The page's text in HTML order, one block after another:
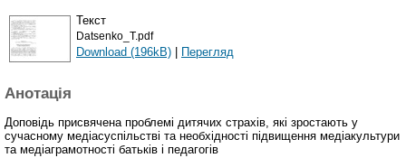
Текст
Datsenko_T.pdf
Download (196kB) | Перегляд
Анотація
Доповідь присвячена проблемі дитячих страхів, які зростають у
сучасному медіасуспільстві та необхідності підвищення медіакультури
та медіаграмотності батьків і педагогів